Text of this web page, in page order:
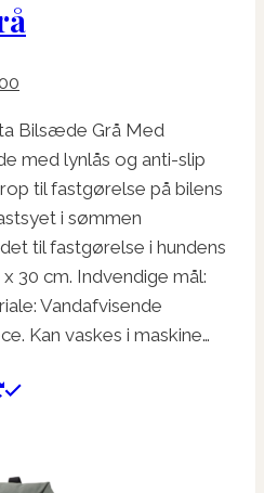
pris
er:
kr. 350,00.
Bilsæde Grå Med
med lynlås og anti-slip
til fastgørelse på bilens
i sømmen
til fastgørelse i hundens
30 cm. Indvendige mål:
Vandafvisende
Kan vaskes i maskine…